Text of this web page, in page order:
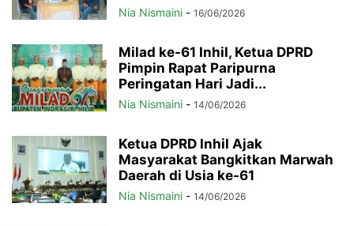
Nia Nismaini - 16/06/2026
Milad ke-61 Inhil, Ketua DPRD
Pimpin Rapat Paripurna
Peringatan Hari Jadi...
Nia Nismaini - 14/06/2026
Ketua DPRD Inhil Ajak
Masyarakat Bangkitkan Marwah
Daerah di Usia ke-61
Nia Nismaini - 14/06/2026